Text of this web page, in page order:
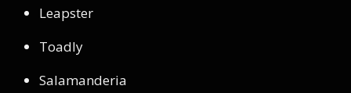
Leapster
Toadly
Salamanderia